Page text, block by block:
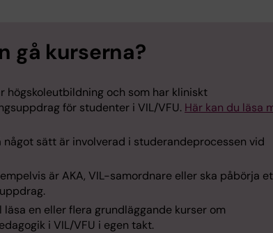
gå kurserna?
högskoleutbildning och som har kliniskt
för studenter i VIL/VFU. Här kan du läsa
något sätt är involverad i studerandeprocessen vid
är AKA, VIL-samordnare eller ska påbörja
läsa en eller flera grundläggande kurser om
i VIL/VFU i egen takt.